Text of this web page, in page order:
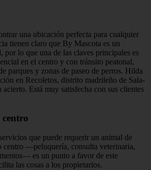
una ubi­cación perfecta para cualquier
tienen claro que By Mas­cota es un
por lo que una de las claves principales es
en el cen­tro y con tránsito peatonal,
parques y zonas de paseo de perros. Hilda
en Recoletos, distrito madrileño de Sala­
acierto. Está muy satisfecha con sus clientes
que puede requerir un animal de
centro —peluquería, consulta veterinaria,
es un punto a favor de este
las cosas a los propietarios.